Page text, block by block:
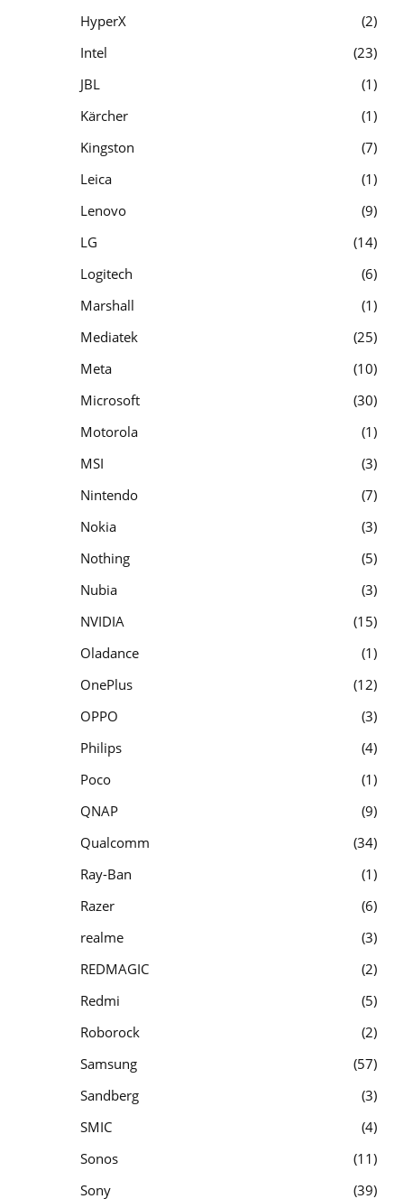
HyperX
2
Intel
23
JBL
1
Kärcher
1
Kingston
7
Leica
1
Lenovo
9
LG
14
Logitech
6
Marshall
1
Mediatek
25
Meta
10
Microsoft
30
Motorola
1
MSI
3
Nintendo
7
Nokia
3
Nothing
5
Nubia
3
NVIDIA
15
Oladance
1
OnePlus
12
OPPO
3
Philips
4
Poco
1
QNAP
9
Qualcomm
34
Ray-Ban
1
Razer
6
realme
3
REDMAGIC
2
Redmi
5
Roborock
2
Samsung
57
Sandberg
3
SMIC
4
Sonos
11
Sony
39